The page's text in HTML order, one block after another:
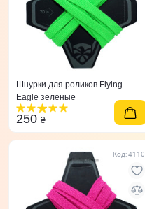
Шнурки для роликов Flying
Eagle зеленые
250 ₴
Код: 4110